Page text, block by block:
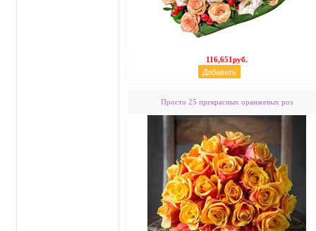
116,651руб.
Просто 25 прекрасных оранжевых роз